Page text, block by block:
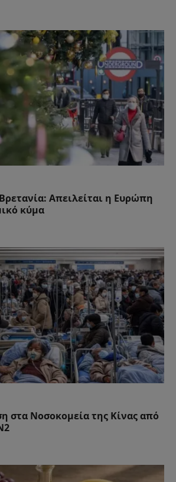
Απειλείται η Ευρώπη
κύμα
στα Νοσοκομεία της Κίνας από